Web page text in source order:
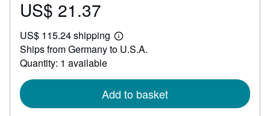
Price
21.37
US$ 21.37
US$ 115.24 shipping
Learn
more
Ships from Germany to U.S.A.
Quantity: 1 available
Add to basket